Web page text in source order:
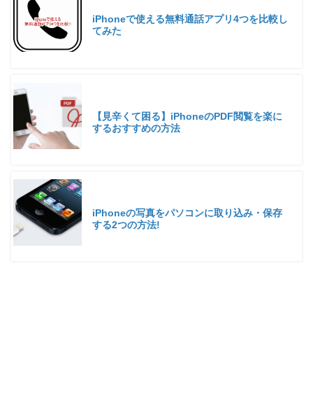
iPhoneで使える無料通話アプリ4つを比較し
てみた
【見辛くて困る】iPhoneのPDF閲覧を楽に
するおすすめの方法
iPhoneの写真をパソコンに取り込み・保存
する2つの方法!